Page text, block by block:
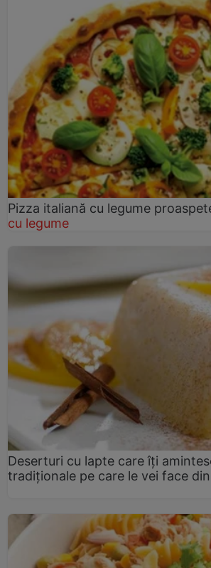
Pizza italiană cu legume
cu legume
Deserturi cu lapte care îți
tradiționale pe care le vei face